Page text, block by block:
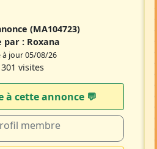
(MA104723)
par : Roxana
à jour 05/08/26
visites
à cette annonce 💬​
membre